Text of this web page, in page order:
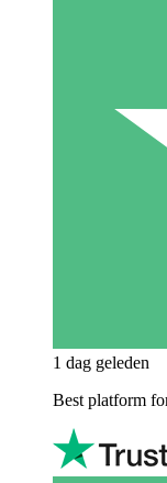
1 dag geleden
Best platform